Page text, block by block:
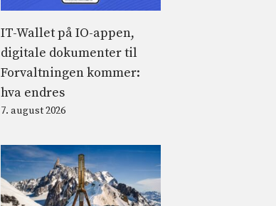
IT-Wallet på IO-appen,
digitale dokumenter til
Forvaltningen kommer:
hva endres
7. august 2026